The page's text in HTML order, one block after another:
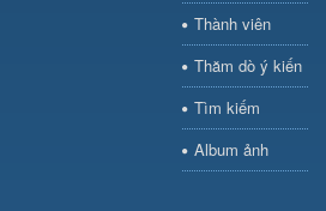
Thành viên
Thăm dò ý kiến
Tìm kiếm
Album ảnh